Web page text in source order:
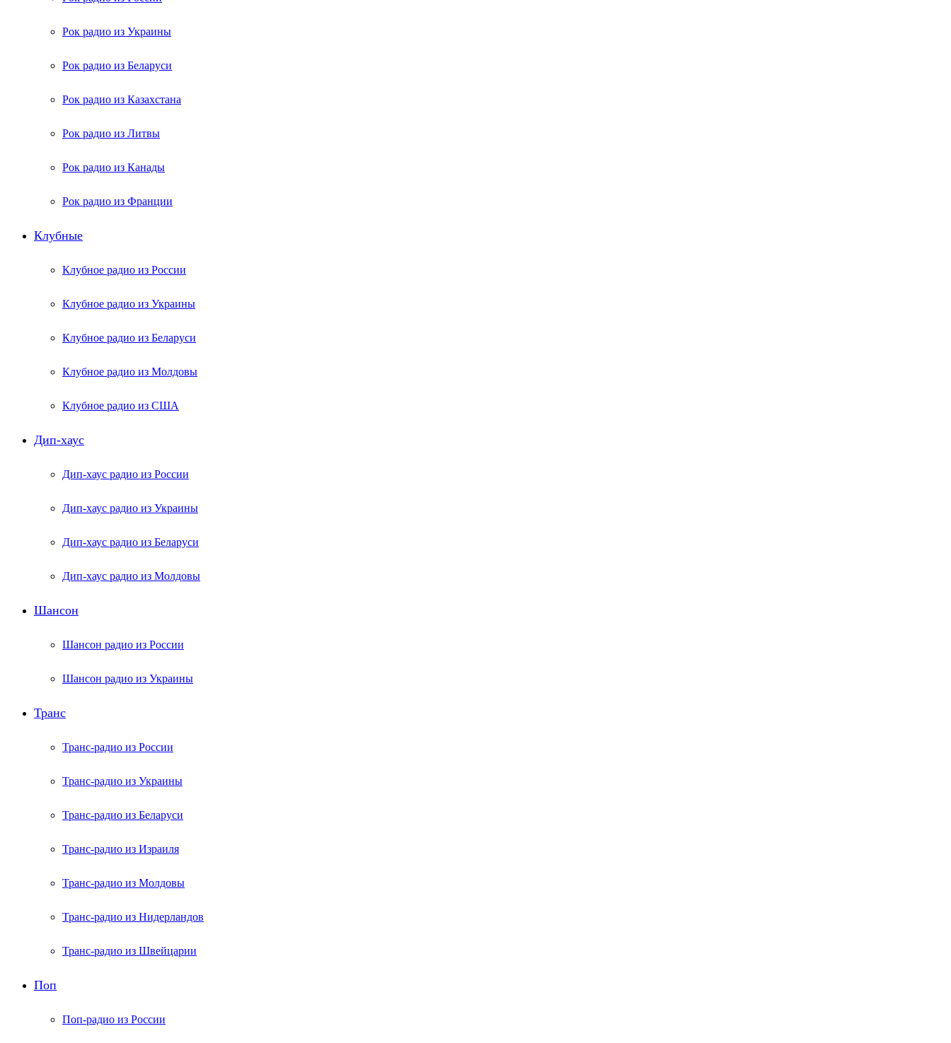
Рок радио из Украины
Рок радио из Беларуси
Рок радио из Казахстана
Рок радио из Литвы
Рок радио из Канады
Рок радио из Франции
Клубные
Клубное радио из России
Клубное радио из Украины
Клубное радио из Беларуси
Клубное радио из Молдовы
Клубное радио из США
Дип-хаус
Дип-хаус радио из России
Дип-хаус радио из Украины
Дип-хаус радио из Беларуси
Дип-хаус радио из Молдовы
Шансон
Шансон радио из России
Шансон радио из Украины
Транс
Транс-радио из России
Транс-радио из Украины
Транс-радио из Беларуси
Транс-радио из Израиля
Транс-радио из Молдовы
Транс-радио из Нидерландов
Транс-радио из Швейцарии
Поп
Поп-радио из России